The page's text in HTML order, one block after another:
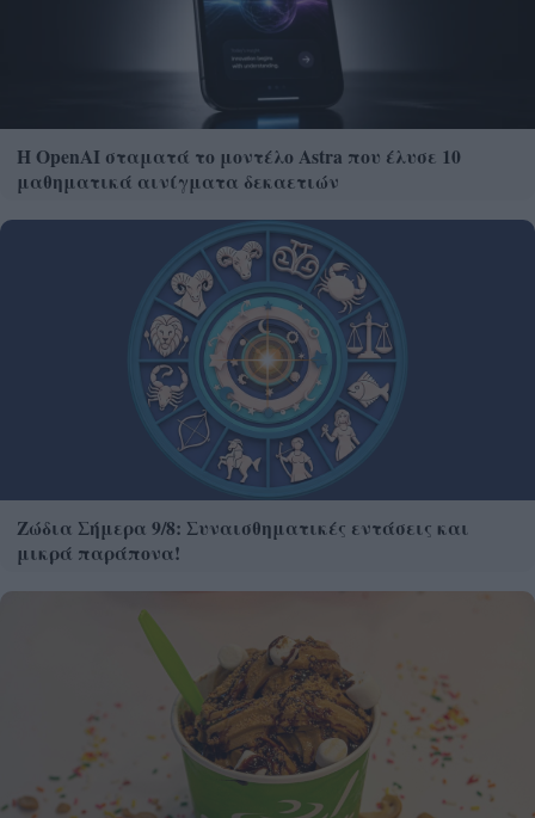
Η OpenAI σταματά το μοντέλο Astra που έλυσε 10
μαθηματικά αινίγματα δεκαετιών
Ζώδια Σήμερα 9/8: Συναισθηματικές εντάσεις και
μικρά παράπονα!